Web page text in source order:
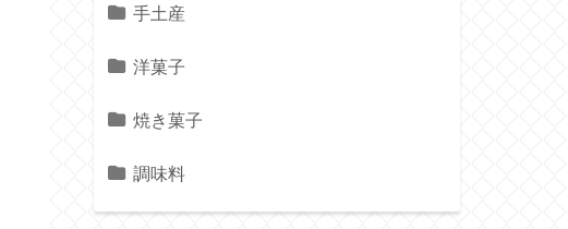
手土産
洋菓子
焼き菓子
調味料